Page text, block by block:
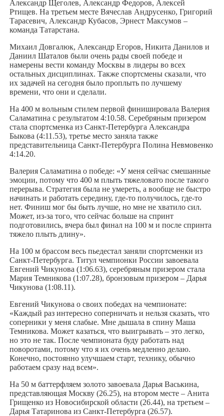
Александр Щеголев, Александр Федоров, Алексей
Ртищев. На третьем месте Вячеслав Андрусенко, Григорий
Тарасевич, Александр Кубасов, Эрнест Максумов –
команда Татарстана.
Михаил Довгалюк, Александр Егоров, Никита Данилов и
Даниил Шаталов были очень рады своей победе и
намерены вести команду Москвы в лидеры во всех
остальных дисциплинах. Также спортсмены сказали, что
их задачей на сегодня было проплыть по лучшему
времени, что они и сделали.
На 400 м вольным стилем первой финишировала Валерия
Саламатина с результатом 4:10.58. Серебряным призером
стала спортсменка из Санкт-Петербурга Александра
Быкова (4:11.53), третье место заняла также
представительница Санкт-Петербурга Полина Невмовенко
4:14.20.
Валерия Саламатина о победе: «У меня сейчас смешанные
эмоции, потому что 400 м плыть тяжеловато после такого
перерыва. Стратегия была не умереть, а вообще не быстро
начинать и работать середину, где-то получилось, где-то
нет. Финиш мог бы быть лучше, но мне не хватило сил.
Может, из-за того, что сейчас больше на спринт
подготовились, вчера был финал на 100 м и после спринта
тяжело плыть длину».
На 100 м брассом весь пьедестал заняли спортсменки из
Санкт-Петербурга. Титул чемпионки России завоевала
Евгений Чикунова (1:06.63), серебряным призером стала
Мария Темникова (1:07.28), бронзовым призером – Дарья
Чикунова (1:08.11).
Евгений Чикунова о своих победах на чемпионате:
«Каждый раз интересно соперничать и нельзя сказать, что
соперники у меня слабые. Мне дышала в спину Маша
Темникова. Может казаться, что выигрывать – это легко,
но это не так. После чемпионата буду работать над
поворотами, потому что я их очень медленно делаю.
Конечно, постоянно улучшаем старт, технику, обычно
работаем сразу над всем».
На 50 м баттерфляем золото завоевала Дарья Васькина,
представляющая Москву (26.25), на втором месте – Анита
Грищенко из Новосибирской области (26.44), на третьем –
Дарья Татаринова из Санкт-Петербурга (26.57).